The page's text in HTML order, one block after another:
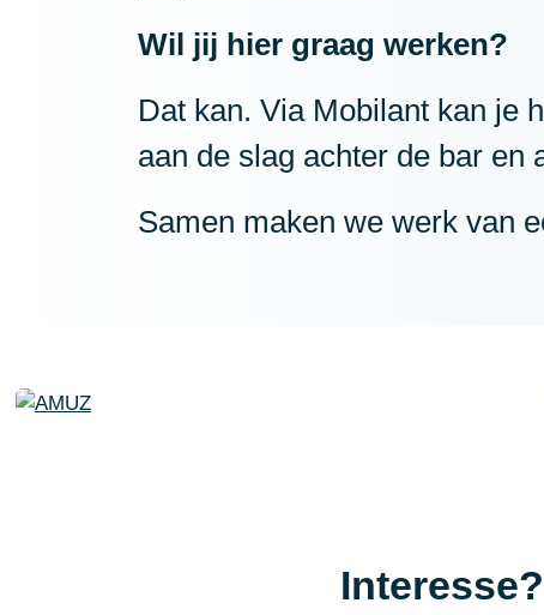
Wil jij hier graag werken?
Dat kan. Via Mobilant kan je
aan de slag achter de bar en
Samen maken we werk van